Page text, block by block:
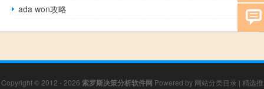
ada won攻略
Copyright © 2012 - 2026 索罗斯决策分析软件网 Powered by 网站分类目录 | 精选推